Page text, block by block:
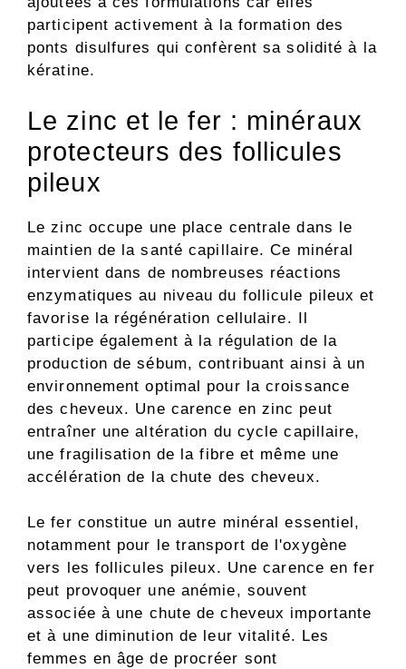
participent activement à la formation des
ponts disulfures qui confèrent sa solidité à la
kératine.
Le zinc et le fer : minéraux
protecteurs des follicules
pileux
Le zinc occupe une place centrale dans le
maintien de la santé capillaire. Ce minéral
intervient dans de nombreuses réactions
enzymatiques au niveau du follicule pileux et
favorise la régénération cellulaire. Il
participe également à la régulation de la
production de sébum, contribuant ainsi à un
environnement optimal pour la croissance
des cheveux. Une carence en zinc peut
entraîner une altération du cycle capillaire,
une fragilisation de la fibre et même une
accélération de la chute des cheveux.
Le fer constitue un autre minéral essentiel,
notamment pour le transport de l'oxygène
vers les follicules pileux. Une carence en fer
peut provoquer une anémie, souvent
associée à une chute de cheveux importante
et à une diminution de leur vitalité. Les
femmes en âge de procréer sont